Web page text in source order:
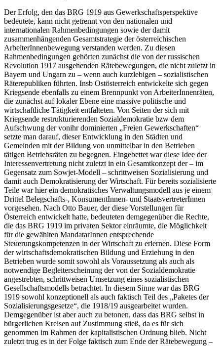
Der Erfolg, den das BRG 1919 aus Gewerkschaftsperspektive
bedeutete, kann nicht getrennt von den nationalen und
internationalen Rahmenbedingungen sowie der damit
zusammenhängenden Gesamtstrategie der österreichischen
ArbeiterInnenbewegung verstanden werden. Zu diesen
Rahmenbedingungen gehörten zunächst die von der russischen
Revolution 1917 ausgehenden Rätebewegungen, die nicht zuletzt in
Bayern und Ungarn zu – wenn auch kurzlebigen – sozialistischen
Räterepubliken führten. Insb Ostösterreich entwickelte sich gegen
Kriegsende ebenfalls zu einem Brennpunkt von ArbeiterInnenräten,
die zunächst auf lokaler Ebene eine massive politische und
wirtschaftliche Tätigkeit entfalteten. Von Seiten der sich mit
Kriegsende restrukturierenden Sozialdemokratie bzw dem
Aufschwung der vonihr dominierten „Freien Gewerkschaften“
setzte man darauf, dieser Entwicklung in den Städten und
Gemeinden mit der Bildung von unmittelbar in den Betrieben
tätigen Betriebsräten zu begegnen. Eingebettet war diese Idee der
Interessenvertretung nicht zuletzt in ein Gesamtkonzept der – im
Gegensatz zum Sowjet-Modell – schrittweisen Sozialisierung und
damit auch Demokratisierung der Wirtschaft. Für bereits sozialisierte
Teile war hier ein demokratisches Verwaltungsmodell aus je einem
Drittel Belegschafts-, KonsumentInnen- und StaatsvertreterInnen
vorgesehen. Nach Otto Bauer, der diese Vorstellungen für
Österreich entwickelt hatte, bedeuteten demgegenüber die Rechte,
die das BRG 1919 im privaten Sektor einräumte, die Möglichkeit
für die gewählten MandatarInnen entsprechende
Steuerungskompetenzen in der Wirtschaft zu erlernen. Diese Form
der wirtschaftsdemokratischen Bildung und Erziehung in den
Betrieben wurde somit sowohl als Voraussetzung als auch als
notwendige Begleiterscheinung der von der Sozialdemokratie
angestrebten, schrittweisen Umsetzung eines sozialistischen
Gesellschaftsmodells betrachtet. In diesem Sinne war das BRG
1919 sowohl konzeptionell als auch faktisch Teil des „Paketes der
Sozialisierungsgesetze“, die 1918/19 ausgearbeitet wurden.
Demgegenüber ist aber auch zu betonen, dass das BRG selbst in
bürgerlichen Kreisen auf Zustimmung stieß, da es für sich
genommen im Rahmen der kapitalistischen Ordnung blieb. Nicht
zuletzt trug es in der Folge faktisch zum Ende der Rätebewegung –